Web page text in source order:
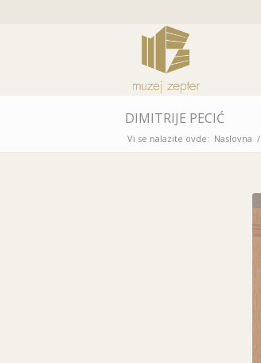
DIMITRIJE PECIĆ
Vi se nalazite ovde: Naslovna /